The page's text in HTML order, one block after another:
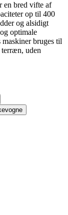
en bred vifte af
op til 400
og alsidigt
optimale
bruges til
uden